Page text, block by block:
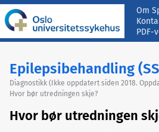
Om
PDF-
Epilepsibehandling
Diagnostikk (Ikke oppdatert siden 2018.
Hvor bør utredningen skje?
Hvor bør utredningen